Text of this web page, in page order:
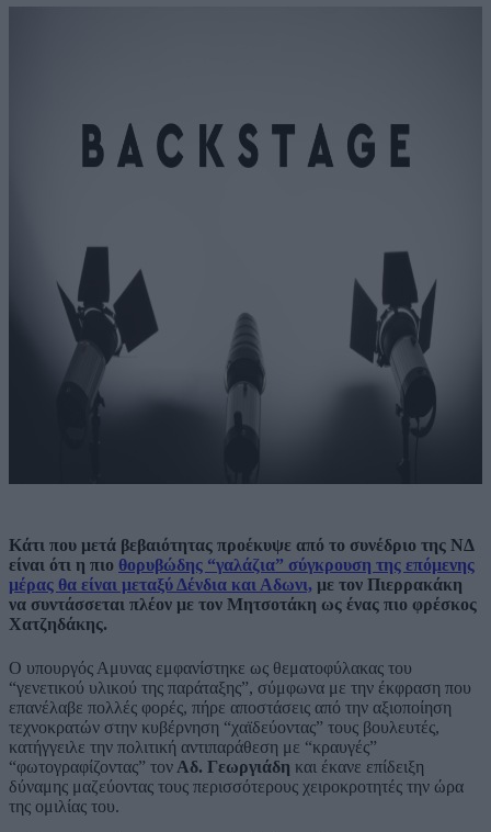
Κάτι που μετά βεβαιότητας προέκυψε από το συνέδριο της ΝΔ
είναι ότι η πιο θορυβώδης “γαλάζια” σύγκρουση της επόμενης
μέρας θα είναι μεταξύ Δένδια και Αδωνι, με τον Πιερρακάκη
να συντάσσεται πλέον με τον Μητσοτάκη ως ένας πιο φρέσκος
Χατζηδάκης.
Ο υπουργός Αμυνας εμφανίστηκε ως θεματοφύλακας του
“γενετικού υλικού της παράταξης”, σύμφωνα με την έκφραση που
επανέλαβε πολλές φορές, πήρε αποστάσεις από την αξιοποίηση
τεχνοκρατών στην κυβέρνηση “χαϊδεύοντας” τους βουλευτές,
κατήγγειλε την πολιτική αντιπαράθεση με “κραυγές”
“φωτογραφίζοντας” τον Αδ. Γεωργιάδη και έκανε επίδειξη
δύναμης μαζεύοντας τους περισσότερους χειροκροτητές την ώρα
της ομιλίας του.